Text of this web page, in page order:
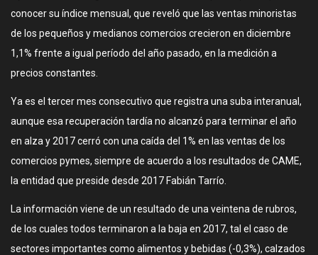
conocer su índice mensual, que reveló que las ventas minoristas
de los pequeños y medianos comercios crecieron en diciembre
1,1% frente a igual período del año pasado, en la medición a
precios constantes.
Ya es el tercer mes consecutivo que registra una suba interanual,
aunque esa recuperación tardía no alcanzó para terminar el año
en alza y 2017 cerró con una caída del 1% en las ventas de los
comercios pymes, siempre de acuerdo a los resultados de CAME,
la entidad que preside desde 2017 Fabián Tarrío.
La información viene de un resultado de una veintena de rubros,
de los cuales todos terminaron a la baja en 2017, tal el caso de
sectores importantes como alimentos y bebidas (-0,3%), calzados